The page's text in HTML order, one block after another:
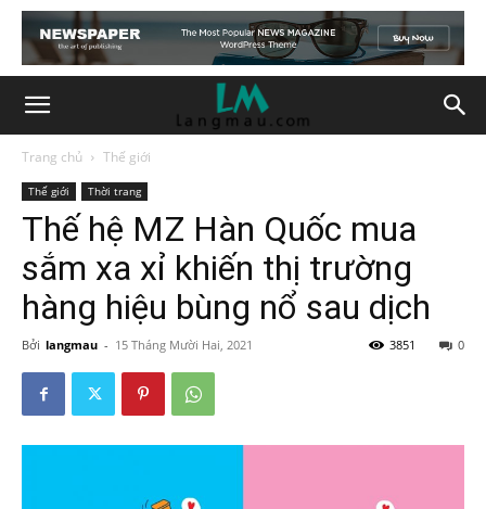
Trang chủ Thế giới
Thế giới Thời trang
Thế hệ MZ Hàn Quốc mua
sắm xa xỉ khiến thị trường
hàng hiệu bùng nổ sau dịch
Bởi langmau - 15 Tháng Mười Hai, 2021 0
3851